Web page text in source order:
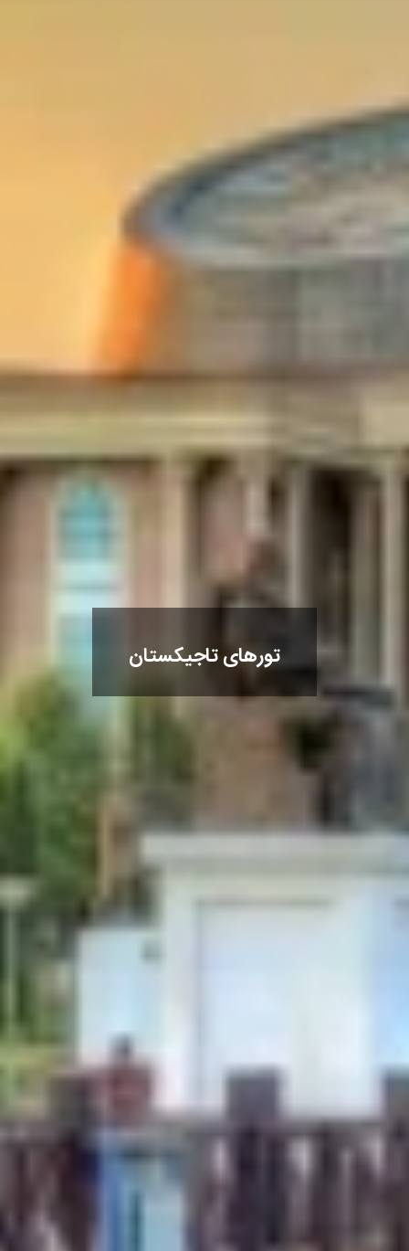
تورهای تاجیکستان